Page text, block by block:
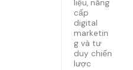
liệu, nâng
cấp
digital
marketin
g và tư
duy chiến
lược